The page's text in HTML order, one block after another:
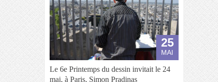
25
MAI
Le 6e Printemps du dessin invitait le 24
mai, à Paris, Simon Pradinas